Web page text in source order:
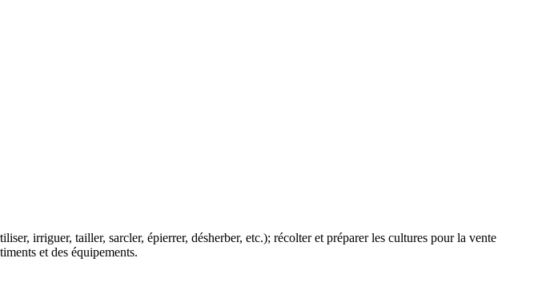
irriguer, tailler, sarcler, épierrer, désherber, etc.); récolter et préparer les cultures pour la vente
et des équipements.